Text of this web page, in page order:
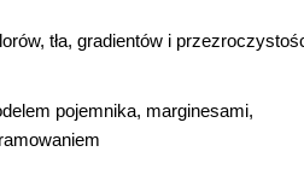
tła, gradientów i
pojemnika, marginesami,